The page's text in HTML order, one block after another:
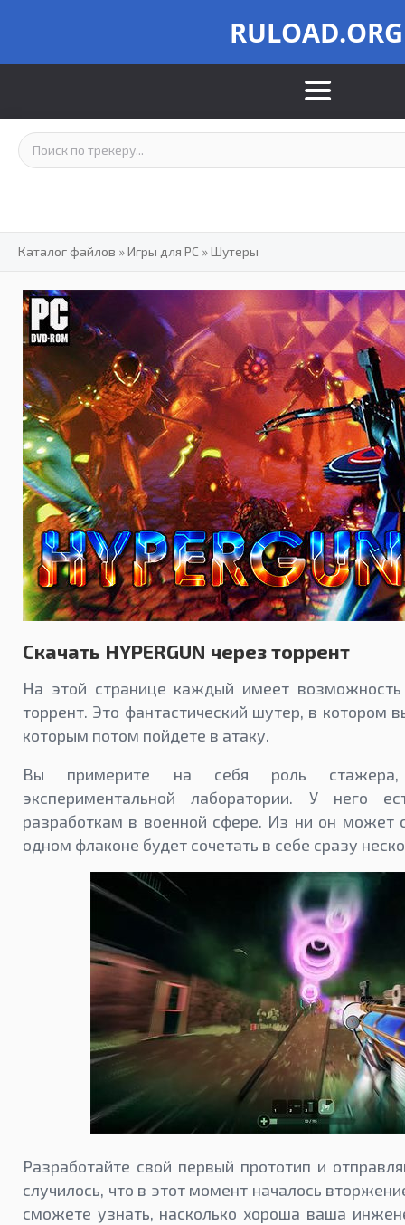
RULOAD.ORG
Каталог файлов »Игры для PC »Шутеры
Скачать HYPERGUN через торрент
На этой странице каждый имеет возможность
торрент. Это фантастический шутер, в котором
которым потом пойдете в атаку.
Вы примерите на себя роль
экспериментальной лаборатории. У него
разработкам в военной сфере. Из ни он может
одном флаконе будет сочетать в себе сразу
Разработайте свой первый прототип и
случилось, что в этот момент началось
сможете узнать, насколько хороша ваша